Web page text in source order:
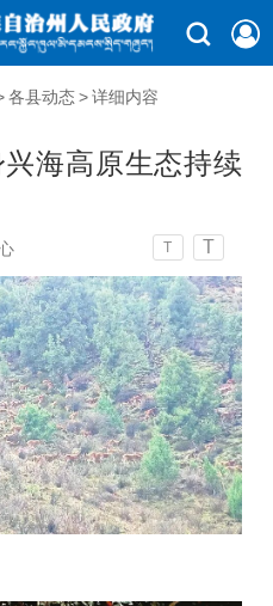
各县动态 > 详细内容
海高原生态持续
T T